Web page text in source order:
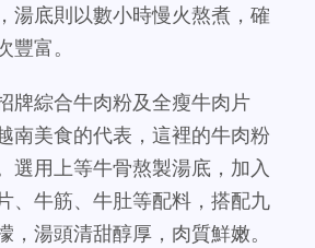
湯底則以數小時慢火熬煮，確
富。
牌綜合牛肉粉及全瘦牛肉片
南美食的代表，這裡的牛肉粉
選用上等牛骨熬製湯底，加入
、牛筋、牛肚等配料，搭配九
，湯頭清甜醇厚，肉質鮮嫩。